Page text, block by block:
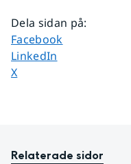
Dela sidan på:
Dela sidan på
Facebook
Dela sidan på
LinkedIn
Dela sidan på
X
Relaterade sidor